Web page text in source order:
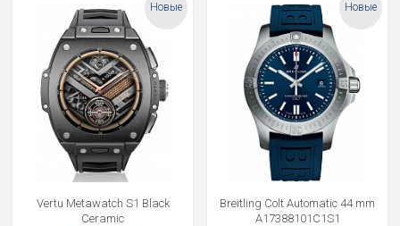
Новые
Vertu Metawatch S1 Black
Ceramic
Новые
Breitling Colt Automatic 44 mm
A17388101C1S1